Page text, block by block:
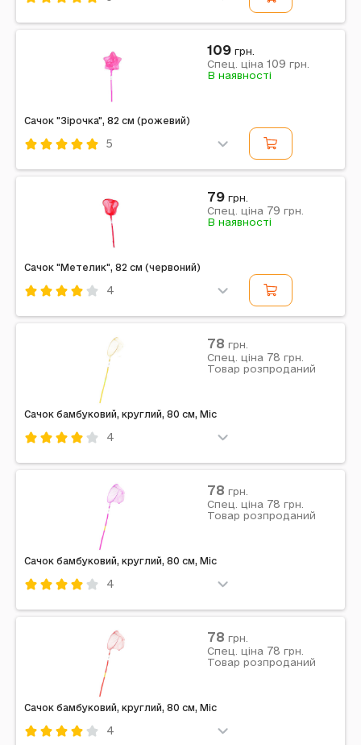
20 x 80 x 1 см | Габарити без упаковки: 20 x 80 x 1 см
Сачок "Зірочка", 82 см (рожевий)
5
Примітка: Упаковка: Без упаковки | Тип ел-тів
живлення: Немає | Ел-ти живлення в комплекті: Ні |
Вага з упаковкою: 60 г | Габарити в упаковці: 82 x...
109 грн.
Спец. ціна 109 грн.
В наявності
Сачок "Метелик", 82 см (червоний)
4
Комбінований
Примітка: Упаковка: Без упаковки | Тип ел-тів
живлення: Немає | Ел-ти живлення в комплекті: Ні |
Вага з упаковкою: 70 г | Габарити в упаковці: 82 x...
79 грн.
Спец. ціна 79 грн.
В наявності
Сачок бамбуковий, круглий, 80 см, Mic
4
Комбінований
Примітка: Упаковка: Без упаковки | Вага в упаковці:
45 г | Габарити в упаковці: 1 x 80 x 19 см | Країна
виробник: Китай | Комплектація: Сачок
78 грн.
Спец. ціна 78 грн.
Товар розпроданий
Сачок бамбуковий, круглий, 80 см, Mic
4
Комбінований
Примітка: Упаковка: Без упаковки | Вага в упаковці:
45 г | Габарити в упаковці: 1 x 80 x 19 см | Країна
виробник: Китай | Комплектація: Сачок
78 грн.
Спец. ціна 78 грн.
Товар розпроданий
Сачок бамбуковий, круглий, 80 см, Mic
4
78 грн.
Спец. ціна 78 грн.
Товар розпроданий